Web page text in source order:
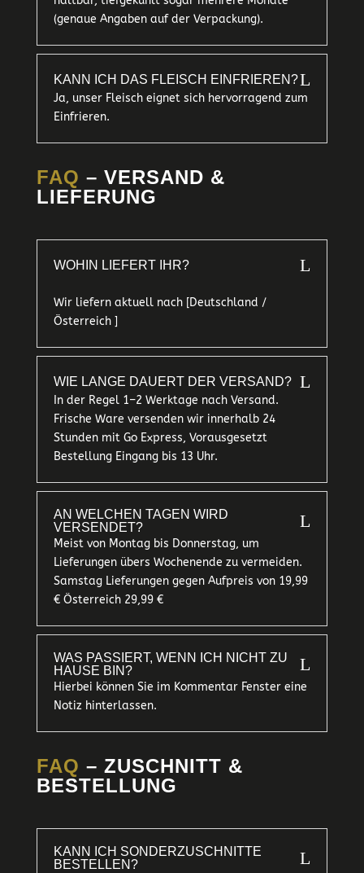
(genaue Angaben auf der Verpackung).
KANN ICH DAS FLEISCH EINFRIEREN?L
Ja, unser Fleisch eignet sich hervorragend zum
Einfrieren.
FAQ – VERSAND &
LIEFERUNG
WOHIN LIEFERT IHR? L
Wir liefern aktuell nach [Deutschland /
Österreich ]
WIE LANGE DAUERT DER VERSAND? L
In der Regel 1–2 Werktage nach Versand.
Frische Ware versenden wir innerhalb 24
Stunden mit Go Express, Vorausgesetzt
Bestellung Eingang bis 13 Uhr.
AN WELCHEN TAGEN WIRD
VERSENDET?
L
Meist von Montag bis Donnerstag, um
Lieferungen übers Wochenende zu vermeiden.
Samstag Lieferungen gegen Aufpreis von 19,99
€ Österreich 29,99 €
WAS PASSIERT, WENN ICH NICHT ZU
HAUSE BIN?
L
Hierbei können Sie im Kommentar Fenster eine
Notiz hinterlassen.
FAQ – ZUSCHNITT &
BESTELLUNG
KANN ICH SONDERZUSCHNITTE
BESTELLEN?
L